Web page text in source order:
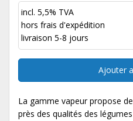
incl. 5,5% TVA
hors frais d'expédition
livraison 5-8 jours
Ajouter
La gamme vapeur propose
près des qualités des